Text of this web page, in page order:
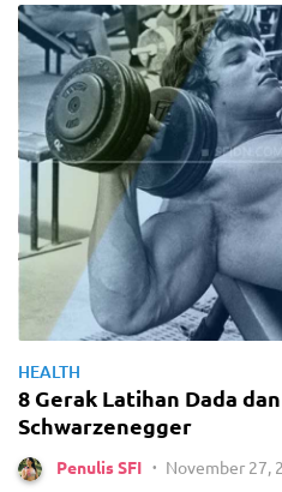
HEALTH
8 Gerak Latihan Dada
Schwarzenegger
Penulis SFI • November 27,